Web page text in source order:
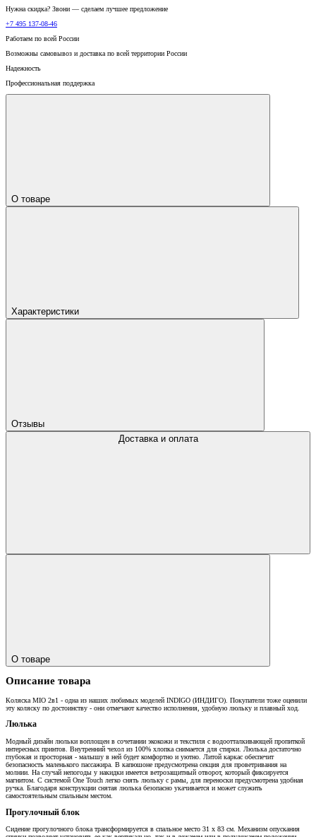
Нужна скидка? Звони — сделаем лучшее предложение
+7 495 137-08-46
Работаем по всей России
Возможны самовывоз и доставка по всей территории России
Надежность
Профессиональная поддержка
О товаре
Характеристики
Отзывы
Доставка и оплата
О товаре
Описание товара
Коляска MIO 2в1 - одна из наших любимых моделей INDIGO (ИНДИГО). Покупатели тоже оценили
эту коляску по достоинству - они отмечают качество исполнения, удобную люльку и плавный ход.
Люлька
Модный дизайн люльки воплощен в сочетании экокожи и текстиля с водоотталкивающей пропиткой
интересных принтов. Внутренний чехол из 100% хлопка снимается для стирки. Люлька достаточно
глубокая и просторная - малышу в ней будет комфортно и уютно. Литой каркас обеспечит
безопасность маленького пассажира. В капюшоне предусмотрена секция для проветривания на
молнии. На случай непогоды у накидки имеется ветрозащитный отворот, который фиксируется
магнитом. С системой One Touch легко снять люльку с рамы, для переноски предусмотрена удобная
ручка. Благодаря конструкции снятая люлька безопасно укачивается и может служить
самостоятельным спальным местом.
Прогулочный блок
Сидение прогулочного блока трансформируется в спальное место 31 х 83 см. Механизм опускания